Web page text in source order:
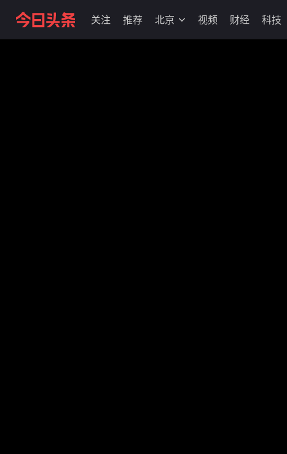
关注 推荐 北京 视频 财经 科技